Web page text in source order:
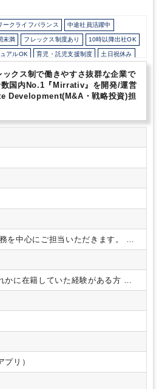
ークライフバランス 中途社員活躍中
未満 フレックス制度あり 10時以降出社OK
アルOK 育児・託児支援制度 土日祝休み
上
クス制で働きやすさ抜群な企業で
国内No.1『Mirrativ』を開発/運営
Development(M&A・戦略投資)担
を中心にご担当いただきます。
ま
担当として経営企画部と非常に近
とができます。
計画策定、IR、財務の業務も同時に
力の1つです。 幅広い領域へ挑戦し
に携わっていただけます。
行▼ソーシング・選定から交
全てをご対応いただきます
ゼキューションを中心に、ご希
す
業務も、経営陣と密に連携を取り
いただきたいと考えております。
かに在籍していた経験がある方
ティングファーム▼投資ファ
構築できるコミュニケーション力
ことができ、自分の領域に縛られ
ある
プリ）